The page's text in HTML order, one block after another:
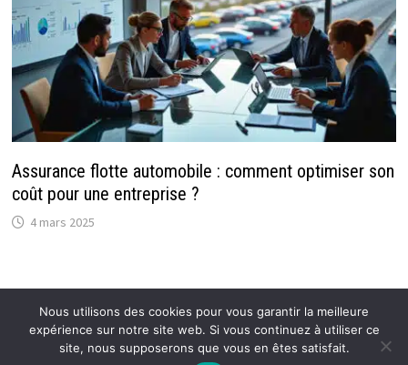
Assurance flotte automobile : comment optimiser son
coût pour une entreprise ?
4 mars 2025
Copyright © 2026Flexmind: Blog Actu de référence.
Nous utilisons des cookies pour vous garantir la meilleure
expérience sur notre site web. Si vous continuez à utiliser ce
site, nous supposerons que vous en êtes satisfait.